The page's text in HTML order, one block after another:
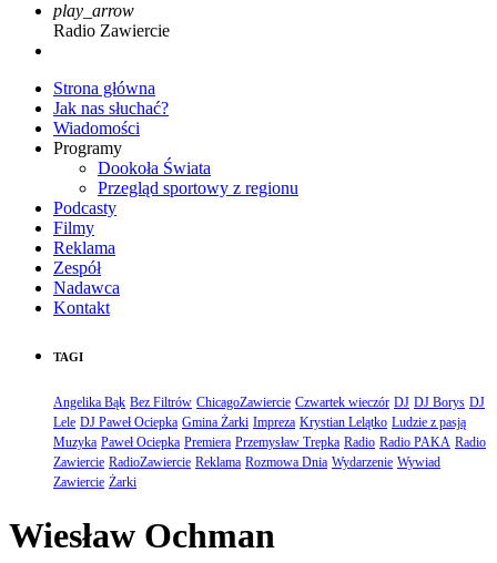
play_arrow
Radio Zawiercie
Strona główna
Jak nas słuchać?
Wiadomości
Programy
Dookoła Świata
Przegląd sportowy z regionu
Podcasty
Filmy
Reklama
Zespół
Nadawca
Kontakt
TAGI
Angelika Bąk Bez Filtrów ChicagoZawiercie Czwartek wieczór DJ DJ Borys DJ
Lele DJ Paweł Ociepka Gmina Żarki Impreza Krystian Lelątko Ludzie z pasją
Muzyka Paweł Ociepka Premiera Przemysław Trepka Radio Radio PAKA Radio
Zawiercie RadioZawiercie Reklama Rozmowa Dnia Wydarzenie Wywiad
Zawiercie Żarki
Wiesław Ochman